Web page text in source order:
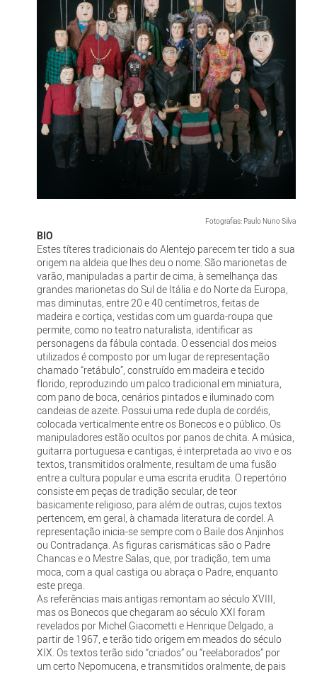
Fotografias: Paulo Nuno Silva
BIO
Estes títeres tradicionais do Alentejo parecem ter tido a sua
origem na aldeia que lhes deu o nome. São marionetas de
varão, manipuladas a partir de cima, à semelhança das
grandes marionetas do Sul de Itália e do Norte da Europa,
mas diminutas, entre 20 e 40 centímetros, feitas de
madeira e cortiça, vestidas com um guarda-roupa que
permite, como no teatro naturalista, identificar as
personagens da fábula contada. O essencial dos meios
utilizados é composto por um lugar de representação
chamado “retábulo”, construído em madeira e tecido
florido, reproduzindo um palco tradicional em miniatura,
com pano de boca, cenários pintados e iluminado com
candeias de azeite. Possui uma rede dupla de cordéis,
colocada verticalmente entre os Bonecos e o público. Os
manipuladores estão ocultos por panos de chita. A música,
guitarra portuguesa e cantigas, é interpretada ao vivo e os
textos, transmitidos oralmente, resultam de uma fusão
entre a cultura popular e uma escrita erudita. O repertório
consiste em peças de tradição secular, de teor
basicamente religioso, para além de outras, cujos textos
pertencem, em geral, à chamada literatura de cordel. A
representação inicia-se sempre com o Baile dos Anjinhos
ou Contradança. As figuras carismáticas são o Padre
Chancas e o Mestre Salas, que, por tradição, tem uma
moca, com a qual castiga ou abraça o Padre, enquanto
este prega.
As referências mais antigas remontam ao século XVIII,
mas os Bonecos que chegaram ao século XXI foram
revelados por Michel Giacometti e Henrique Delgado, a
partir de 1967, e terão tido origem em meados do século
XIX. Os textos terão sido “criados” ou “reelaborados” por
um certo Nepomucena, e transmitidos oralmente, de pais